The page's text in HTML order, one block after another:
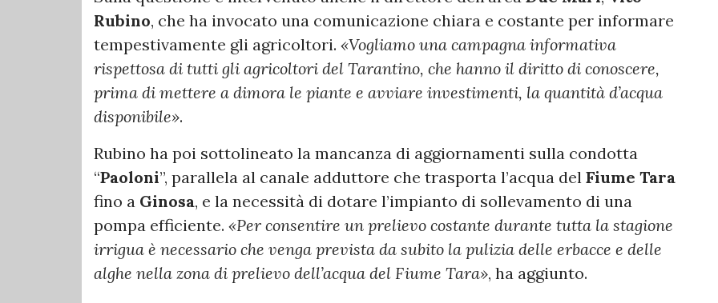
Rubino, che ha invocato una comunicazione chiara e costante per informare
tempestivamente gli agricoltori. «Vogliamo una campagna informativa
rispettosa di tutti gli agricoltori del Tarantino, che hanno il diritto di conoscere,
prima di mettere a dimora le piante e avviare investimenti, la quantità d’acqua
disponibile».
Rubino ha poi sottolineato la mancanza di aggiornamenti sulla condotta
“Paoloni”, parallela al canale adduttore che trasporta l’acqua del Fiume Tara
fino a Ginosa, e la necessità di dotare l’impianto di sollevamento di una
pompa efficiente. «Per consentire un prelievo costante durante tutta la stagione
irrigua è necessario che venga prevista da subito la pulizia delle erbacce e delle
alghe nella zona di prelievo dell’acqua del Fiume Tara», ha aggiunto.